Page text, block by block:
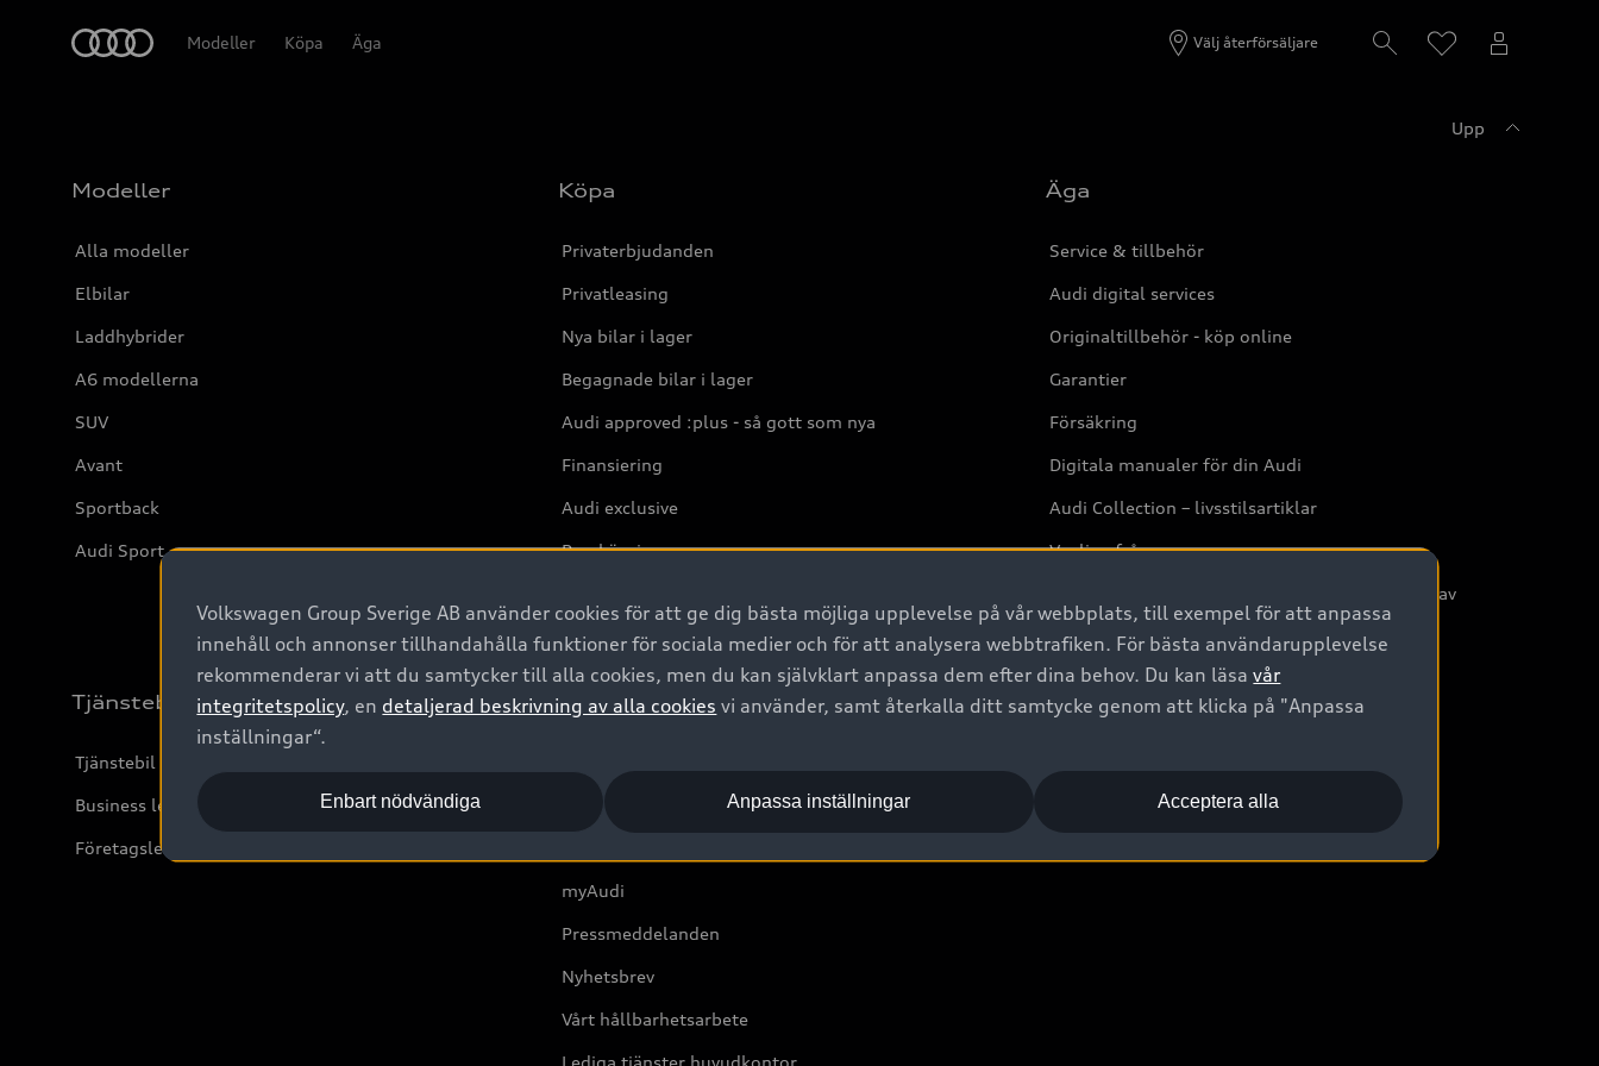
Modeller Köpa Äga Välj återförsäljare
Upp
Modeller
Alla modeller
Elbilar
Laddhybrider
A6 modellerna
SUV
Avant
Sportback
Audi Sport
Köpa
Privaterbjudanden
Privatleasing
Nya bilar i lager
Begagnade bilar i lager
Audi approved :plus - så gott som nya
Finansiering
Audi exclusive
Provkörning
Äga
Service & tillbehör
Audi digital services
Originaltillbehör - köp online
Garantier
Försäkring
Digitala manualer för din Audi
Audi Collection – livsstilsartiklar
Vanliga frågor
2G/3G nätet stängs ned - Hur påverkas min bil av
detta?
Tjänstebil
Tjänstebil
Business lease online
Företagsleasing
Om Audi Sverige
Boka Service online
myAudi
Pressmeddelanden
Nyhetsbrev
Vårt hållbarhetsarbete
Lediga tjänster huvudkontor
Volkswagen Group Sverige AB använder cookies för att ge dig bästa möjliga upplevelse på vår webbplats, till exempel för att anpassa
innehåll och annonser tillhandahålla funktioner för sociala medier och för att analysera webbtrafiken. För bästa användarupplevelse
rekommenderar vi att du samtycker till alla cookies, men du kan självklart anpassa dem efter dina behov. Du kan läsavår
integritetspolicy, en detaljerad beskrivning av alla cookies vi använder, samt återkalla ditt samtycke genom att klicka på "Anpassa
inställningar“.
Acceptera alla
Enbart nödvändiga Anpassa inställningar